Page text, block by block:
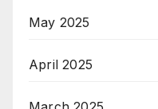
May 2025
April 2025